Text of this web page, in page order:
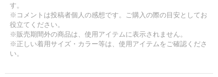
す。
※コメントは投稿者個人の感想です。ご購入の際の目安としてお
役立てください。
※販売期間外の商品は、使用アイテムに表示されません。
※正しい着用サイズ・カラー等は、使用アイテムをご確認くださ
い。